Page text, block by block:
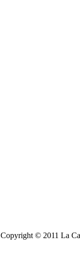
Copyright © 2011 La